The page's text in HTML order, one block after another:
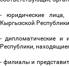
- юридические лица,
Кыргызской
- дипломатические и
Республики,
- филиалы и